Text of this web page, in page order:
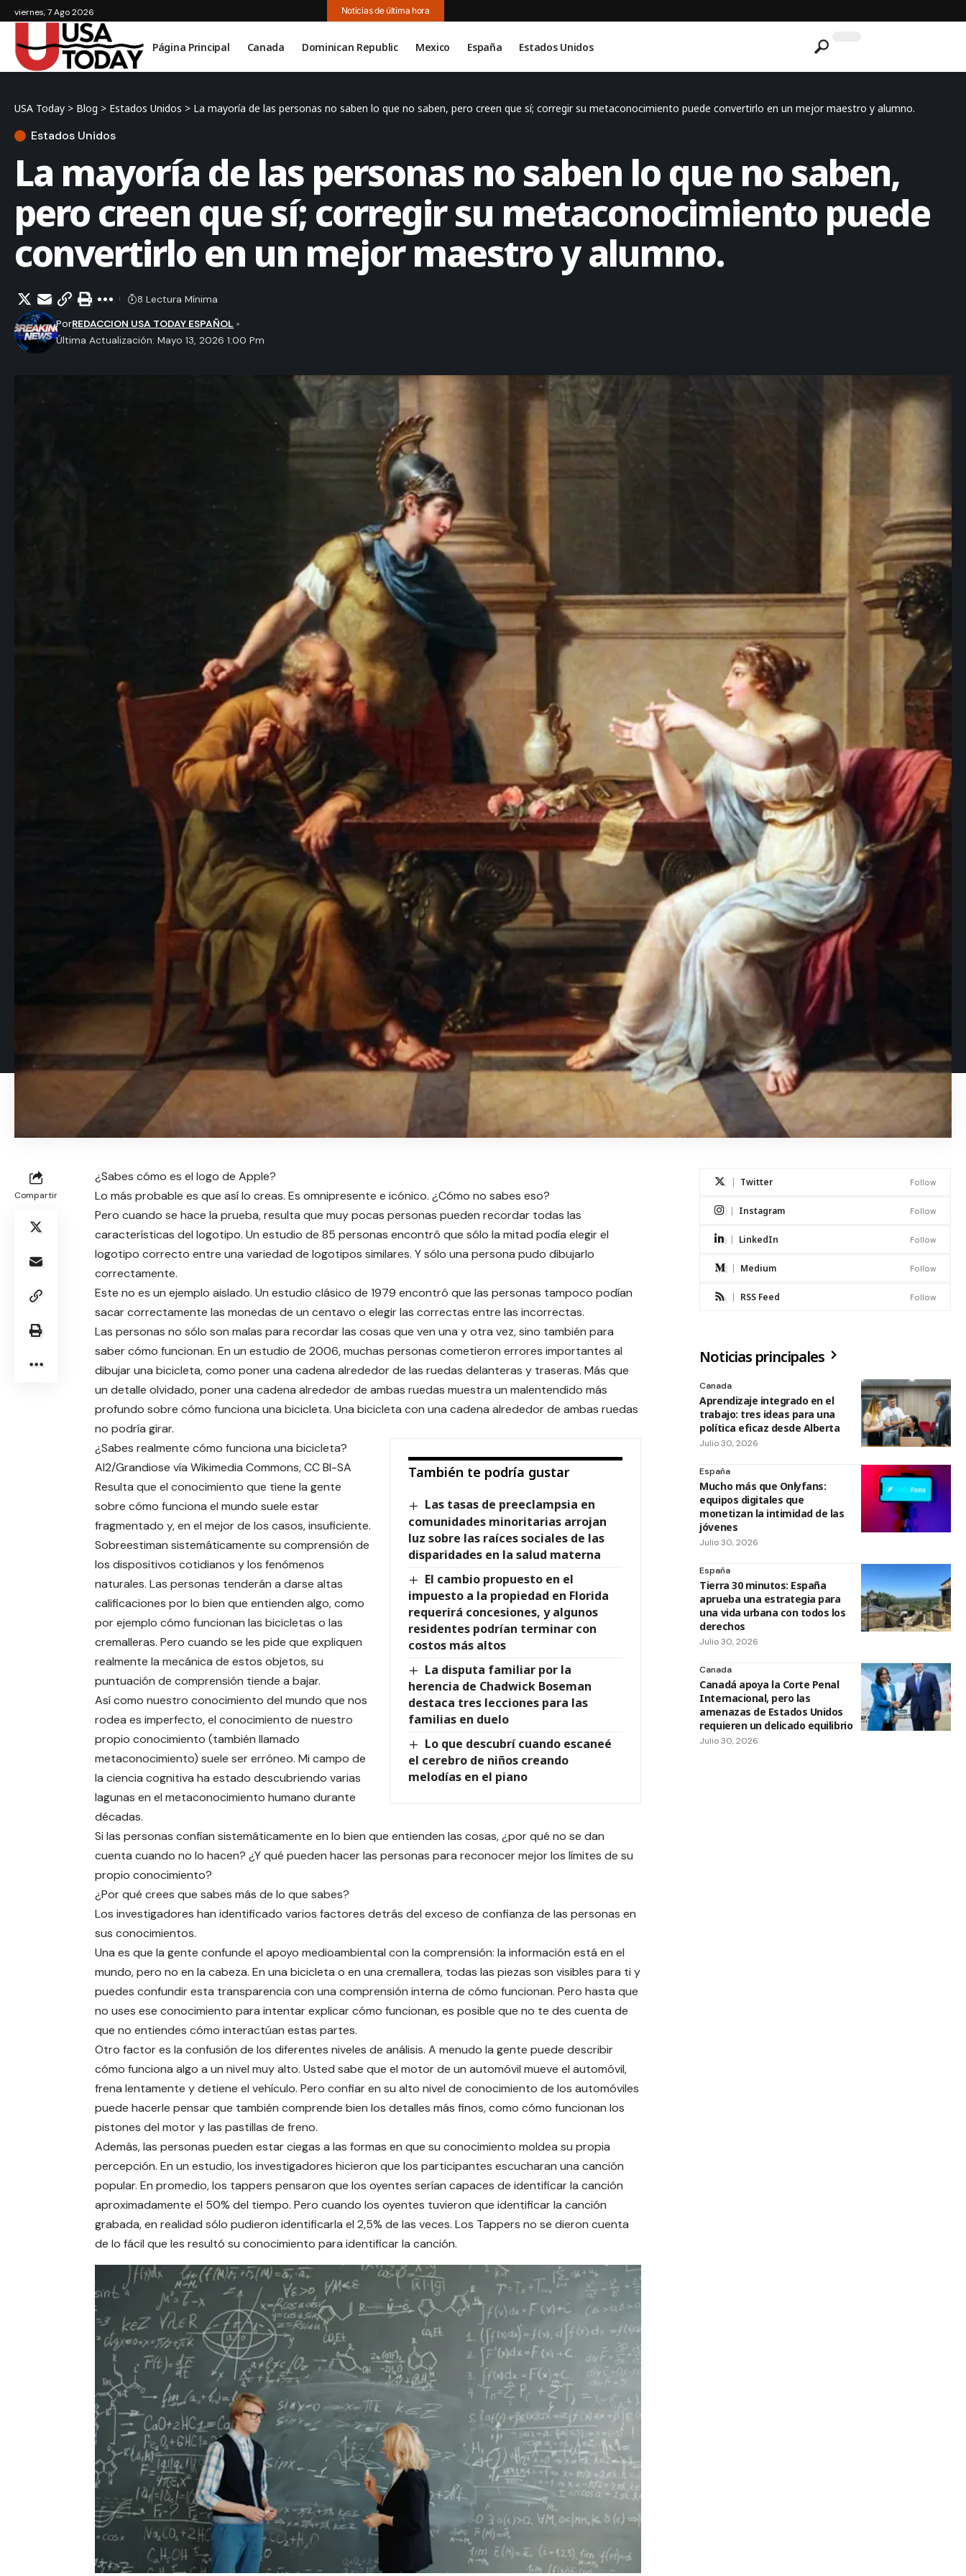
viernes, 7 Ago 2026 Noticias de última hora
Página Principal Canada Dominican Republic Mexico España Estados Unidos
USA Today > Blog > Estados Unidos > La mayoría de las personas no saben lo que no saben, pero creen que sí; corregir su metaconocimiento puede convertirlo en un mejor maestro y alumno.
Estados Unidos
La mayoría de las personas no saben lo que no saben,
pero creen que sí; corregir su metaconocimiento puede
convertirlo en un mejor maestro y alumno.
Última Actualización: Mayo 13, 2026 1:00 Pm
PorREDACCION USA TODAY ESPAÑOL
8 Lectura Mínima
Compartir
¿Sabes cómo es el logo de Apple?
Lo más probable es que así lo creas. Es omnipresente e icónico. ¿Cómo no sabes eso?
Pero cuando se hace la prueba, resulta que muy pocas personas pueden recordar todas las
características del logotipo. Un estudio de 85 personas encontró que sólo la mitad podía elegir el
logotipo correcto entre una variedad de logotipos similares. Y sólo una persona pudo dibujarlo
correctamente.
Este no es un ejemplo aislado. Un estudio clásico de 1979 encontró que las personas tampoco podían
sacar correctamente las monedas de un centavo o elegir las correctas entre las incorrectas.
Las personas no sólo son malas para recordar las cosas que ven una y otra vez, sino también para
saber cómo funcionan. En un estudio de 2006, muchas personas cometieron errores importantes al
dibujar una bicicleta, como poner una cadena alrededor de las ruedas delanteras y traseras. Más que
un detalle olvidado, poner una cadena alrededor de ambas ruedas muestra un malentendido más
profundo sobre cómo funciona una bicicleta. Una bicicleta con una cadena alrededor de ambas ruedas
no podría girar.
También te podría gustar
Las tasas de preeclampsia en
comunidades minoritarias arrojan
luz sobre las raíces sociales de las
disparidades en la salud materna
El cambio propuesto en el
impuesto a la propiedad en Florida
requerirá concesiones, y algunos
residentes podrían terminar con
costos más altos
La disputa familiar por la
herencia de Chadwick Boseman
destaca tres lecciones para las
familias en duelo
Lo que descubrí cuando escaneé
el cerebro de niños creando
melodías en el piano
¿Sabes realmente cómo funciona una bicicleta?
Al2/Grandiose vía Wikimedia Commons, CC BI-SA
Resulta que el conocimiento que tiene la gente
sobre cómo funciona el mundo suele estar
fragmentado y, en el mejor de los casos, insuficiente.
Sobreestiman sistemáticamente su comprensión de
los dispositivos cotidianos y los fenómenos
naturales. Las personas tenderán a darse altas
calificaciones por lo bien que entienden algo, como
por ejemplo cómo funcionan las bicicletas o las
cremalleras. Pero cuando se les pide que expliquen
realmente la mecánica de estos objetos, su
puntuación de comprensión tiende a bajar.
Así como nuestro conocimiento del mundo que nos
rodea es imperfecto, el conocimiento de nuestro
propio conocimiento (también llamado
metaconocimiento) suele ser erróneo. Mi campo de
la ciencia cognitiva ha estado descubriendo varias
lagunas en el metaconocimiento humano durante
décadas.
Si las personas confían sistemáticamente en lo bien que entienden las cosas, ¿por qué no se dan
cuenta cuando no lo hacen? ¿Y qué pueden hacer las personas para reconocer mejor los límites de su
propio conocimiento?
¿Por qué crees que sabes más de lo que sabes?
Los investigadores han identificado varios factores detrás del exceso de confianza de las personas en
sus conocimientos.
Una es que la gente confunde el apoyo medioambiental con la comprensión: la información está en el
mundo, pero no en la cabeza. En una bicicleta o en una cremallera, todas las piezas son visibles para ti y
puedes confundir esta transparencia con una comprensión interna de cómo funcionan. Pero hasta que
no uses ese conocimiento para intentar explicar cómo funcionan, es posible que no te des cuenta de
que no entiendes cómo interactúan estas partes.
Otro factor es la confusión de los diferentes niveles de análisis. A menudo la gente puede describir
cómo funciona algo a un nivel muy alto. Usted sabe que el motor de un automóvil mueve el automóvil,
frena lentamente y detiene el vehículo. Pero confiar en su alto nivel de conocimiento de los automóviles
puede hacerle pensar que también comprende bien los detalles más finos, como cómo funcionan los
pistones del motor y las pastillas de freno.
Además, las personas pueden estar ciegas a las formas en que su conocimiento moldea su propia
percepción. En un estudio, los investigadores hicieron que los participantes escucharan una canción
popular. En promedio, los tappers pensaron que los oyentes serían capaces de identificar la canción
aproximadamente el 50% del tiempo. Pero cuando los oyentes tuvieron que identificar la canción
grabada, en realidad sólo pudieron identificarla el 2,5% de las veces. Los Tappers no se dieron cuenta
de lo fácil que les resultó su conocimiento para identificar la canción.
Twitter Follow
Instagram Follow
LinkedIn Follow
Medium Follow
RSS Feed Follow
Noticias principales
Canada
Aprendizaje integrado en el
trabajo: tres ideas para una
política eficaz desde Alberta
Julio 30, 2026
España
Mucho más que Onlyfans:
equipos digitales que
monetizan la intimidad de las
jóvenes
Julio 30, 2026
España
Tierra 30 minutos: España
aprueba una estrategia para
una vida urbana con todos los
derechos
Julio 30, 2026
Canada
Canadá apoya la Corte Penal
Internacional, pero las
amenazas de Estados Unidos
requieren un delicado equilibrio
Julio 30, 2026